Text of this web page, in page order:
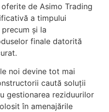
de Asimo Trading
a timpului
și la
finale datorită
noi devine tot mai
caută soluții
gestionarea reziduurilor
în amenajările